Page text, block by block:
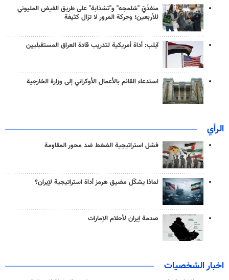
منفذَيّ "شلمجه" و"تشذابة" على طريق الفيض المليوني
للأربعين؛ وحركة المرور لا تزال كثيفة
آيلب: أداة أمريكية لتدريب قادة العراق المستقبليين
استدعاء القائم بالأعمال الأوكراني إلى وزارة الخارجية
الرأي
فشل استراتيجية الضغط ضد محور المقاومة
لماذا يشكّل مضيق هرمز أداة استراتيجية لإيران؟
صدمة إيران لأحلام الإمارات
اخبار الشخصيات